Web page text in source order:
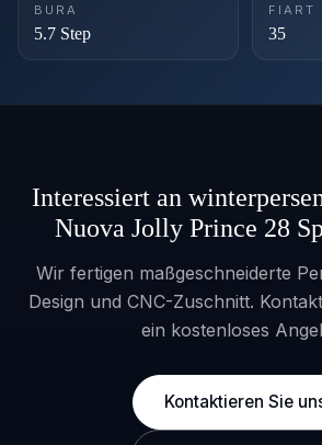
BURA
5.7 Step
FIART
35
Interessiert an
Nuova Jolly Prince 28
Wir fertigen maßgeschneiderte
Design und CNC-Zuschnitt.
ein kostenloses
Kontaktieren Sie